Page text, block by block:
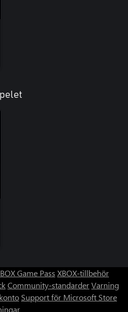
Game Pass XBOX-tillbehör
Community-standarderVarning
Support för Microsoft Store